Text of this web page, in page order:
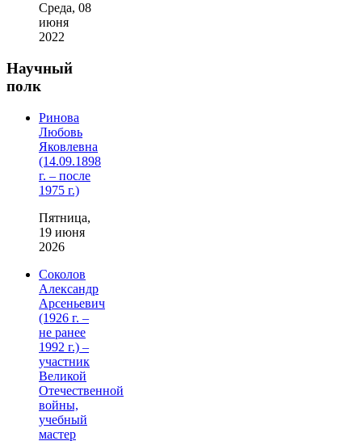
Среда, 08
июня
2022
Научный
полк
Ринова
Любовь
Яковлевна
(14.09.1898
г. – после
1975 г.)
Пятница,
19 июня
2026
Соколов
Александр
Арсеньевич
(1926 г. –
не ранее
1992 г.) –
участник
Великой
Отечественной
войны,
учебный
мастер